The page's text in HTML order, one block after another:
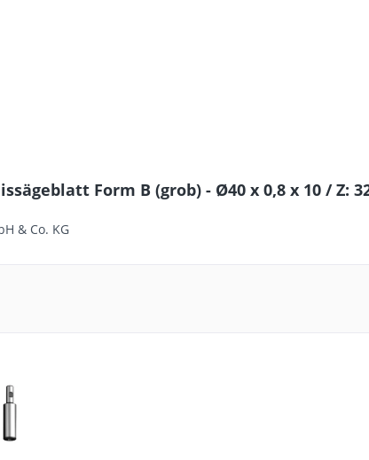
Form B (grob) - Ø40 x 0,8 x 10 / Z:
& Co. KG